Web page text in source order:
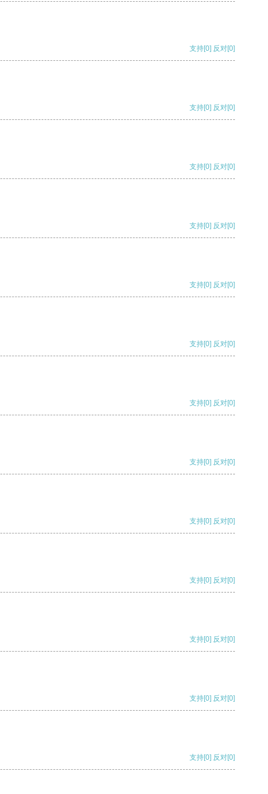
支持[0] 反对[0]
支持[0] 反对[0]
支持[0] 反对[0]
支持[0] 反对[0]
支持[0] 反对[0]
支持[0] 反对[0]
支持[0] 反对[0]
支持[0] 反对[0]
支持[0] 反对[0]
支持[0] 反对[0]
支持[0] 反对[0]
支持[0] 反对[0]
支持[0] 反对[0]